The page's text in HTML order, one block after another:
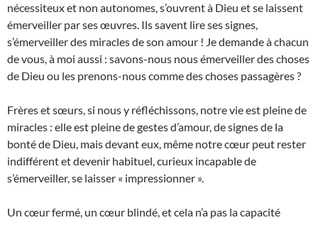
nécessiteux et non autonomes, s’ouvrent à Dieu et se laissent
émerveiller par ses œuvres. Ils savent lire ses signes,
s’émerveiller des miracles de son amour ! Je demande à chacun
de vous, à moi aussi : savons-nous nous émerveiller des choses
de Dieu ou les prenons-nous comme des choses passagères ?
Frères et sœurs, si nous y réfléchissons, notre vie est pleine de
miracles : elle est pleine de gestes d’amour, de signes de la
bonté de Dieu, mais devant eux, même notre cœur peut rester
indifférent et devenir habituel, curieux incapable de
s’émerveiller, se laisser « impressionner ».
Un cœur fermé, un cœur blindé, et cela n’a pas la capacité